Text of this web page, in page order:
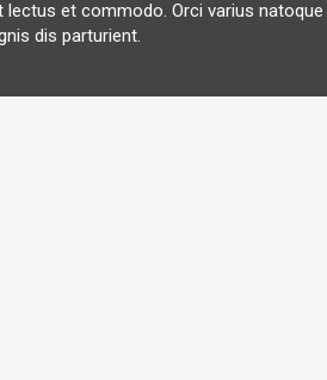
lectus et commodo. Orci varius natoque
dis parturient.